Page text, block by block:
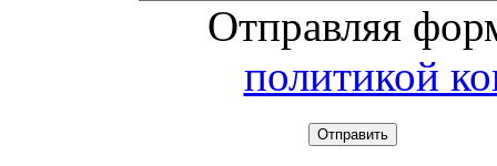
Отправляя
политикой
Отправить